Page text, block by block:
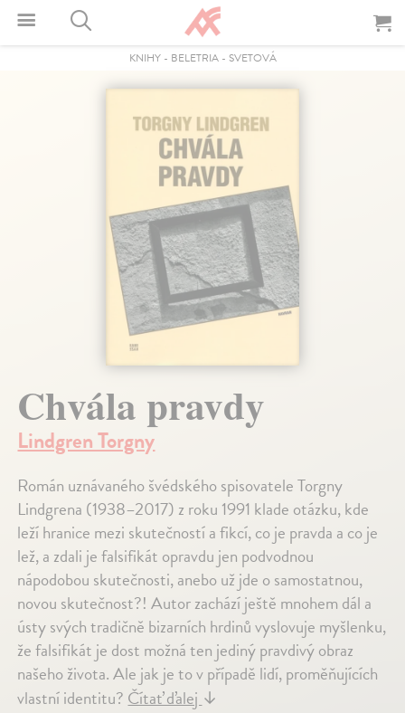
KNIHY- BELETRIA- SVETOVÁ
Chvála pravdy
Lindgren Torgny
Román uznávaného švédského spisovatele Torgny
Lindgrena (1938–2017) z roku 1991 klade otázku, kde
leží hranice mezi skutečností a fikcí, co je pravda a co je
lež, a zdali je falsifikát opravdu jen podvodnou
nápodobou skutečnosti, anebo už jde o samostatnou,
novou skutečnost?! Autor zachází ještě mnohem dál a
ústy svých tradičně bizarních hrdinů vyslovuje myšlenku,
že falsifikát je dost možná ten jediný pravdivý obraz
našeho života. Ale jak je to v případě lidí, proměňujících
vlastní identitu?Čítať ďalej↓